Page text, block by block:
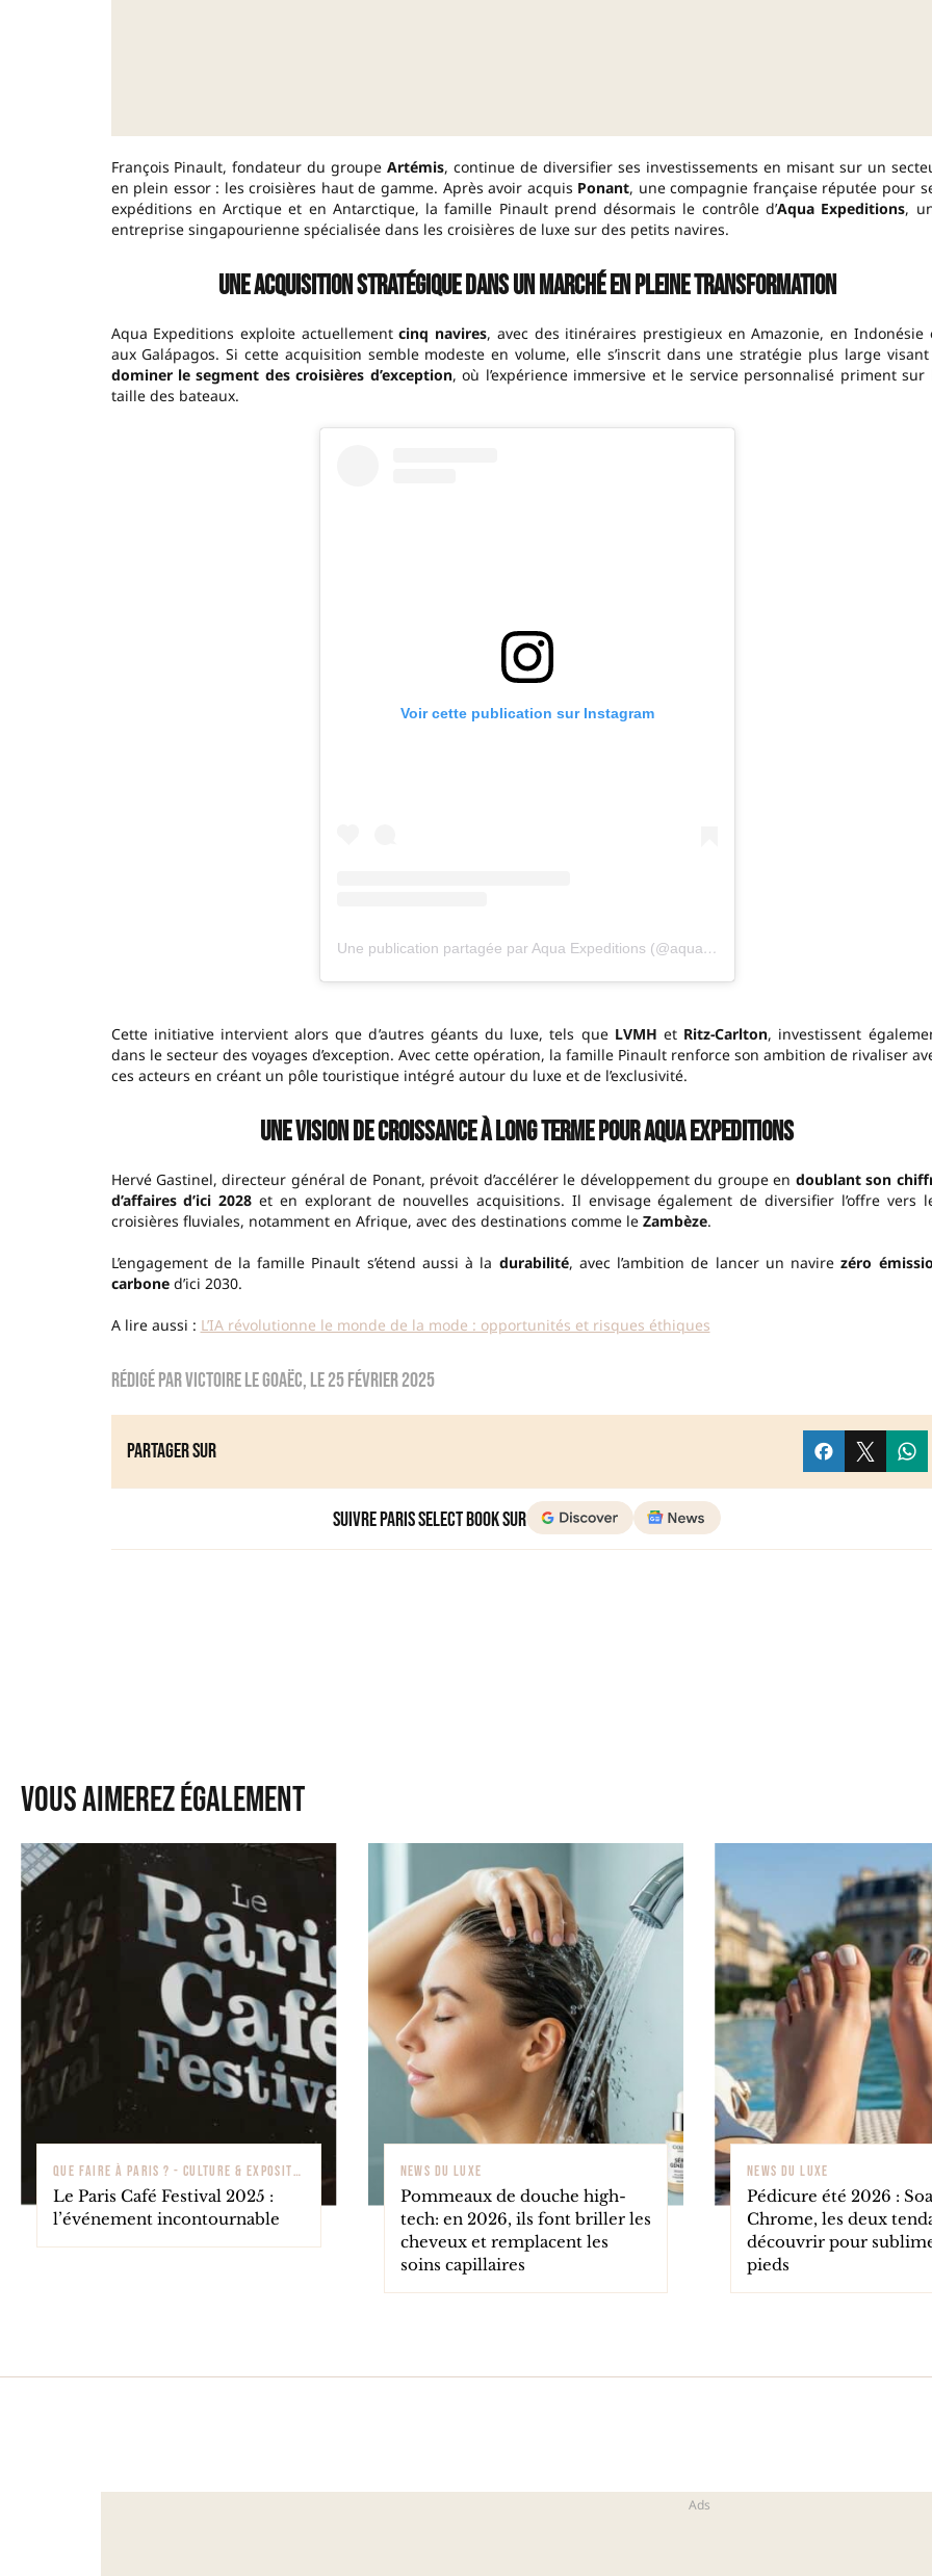
François Pinault, fondateur du groupeArtémis, continue de diversifier ses investissements en misant sur un
en plein essor : les croisières haut de gamme. Après avoir acquis Ponant, une compagnie française réputée pour
expéditions en Arctique et en Antarctique, la famille Pinault prend désormais le contrôle d’Aqua Expeditions,
entreprise singapourienne spécialisée dans les croisières de luxe sur des petits navires.
Une acquisition stratégique dans un marché en pleine transformation
Aqua Expeditions exploite actuellementcinq navires, avec des itinéraires prestigieux en Amazonie, en Indonésie
aux Galápagos. Si cette acquisition semble modeste en volume, elle s’inscrit dans une stratégie plus large
dominer le segment des croisières d’exception, où l’expérience immersive et le service personnalisé priment sur
taille des bateaux.
Voir cette publication sur Instagram
Une publication partagée par Aqua Expeditions (@aqua_expeditions)
Cette initiative intervient alors que d’autres géants du luxe, tels que LVMH et Ritz-Carlton, investissent
dans le secteur des voyages d’exception. Avec cette opération, la famille Pinault renforce son ambition de rivaliser
ces acteurs en créant un pôle touristique intégré autour du luxe et de l’exclusivité.
Une vision de croissance à long termepour Aqua Expeditions
Hervé Gastinel, directeur général de Ponant, prévoit d’accélérer le développement du groupe en doublant son
d’affaires d’ici 2028 et en explorant de nouvelles acquisitions. Il envisage également de diversifier l’offre vers
croisières fluviales, notamment en Afrique, avec des destinations comme le Zambèze.
L’engagement de la famille Pinault s’étend aussi à la durabilité, avec l’ambition de lancer un navirezéro
carboned’ici 2030.
A lire aussi : L’IA révolutionne le monde de la mode : opportunités et risques éthiques
Rédigé parVictoire Le Goaëc, le25 février 2025
Partager sur
Suivre Paris Select Book sur
Vous aimerez également
QUE FAIRE À PARIS ? - CULTURE & EXPOSITIONS
Le Paris Café Festival 2025 :
l’événement incontournable
NEWS DU LUXE
Pommeaux de douche high-
tech: en 2026, ils font briller les
cheveux et remplacent les
soins capillaires
NEWS DU LUXE
Pédicure été 2026 :
Chrome, les deux
découvrir pour
pieds